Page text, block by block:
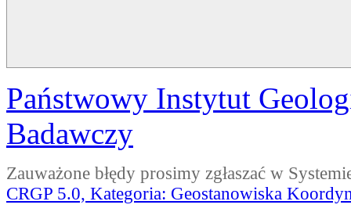
Państwowy Instytut
Badawczy
Zauważone błędy prosimy zgłaszać w
CRGP 5.0, Kategoria: Geostanowiska